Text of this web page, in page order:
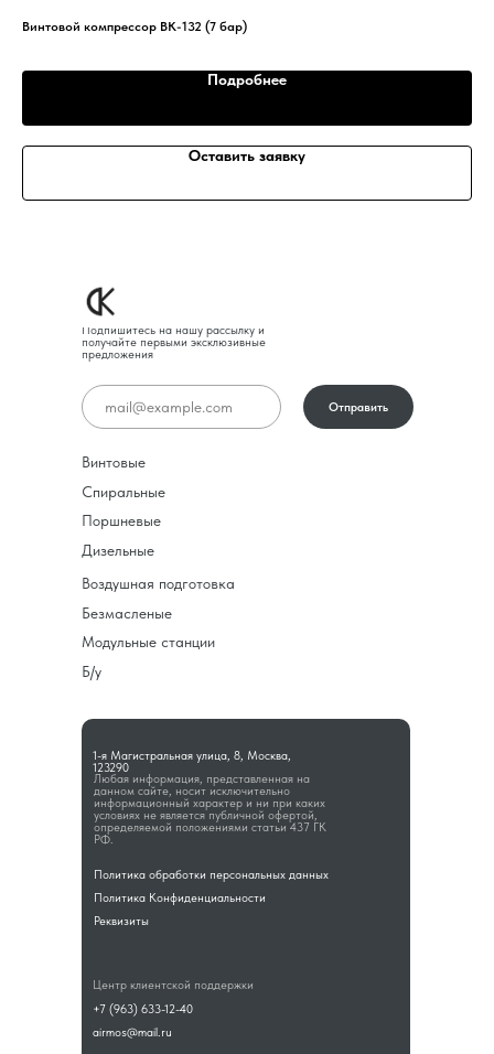
Винтовой компрессор ВК-132 (7 бар)
Подробнее
Оставить заявку
Любая информация, представленная на
данном сайте, носит исключительно
информационный характер и ни при каких
условиях не является публичной офертой,
определяемой положениями статьи 437 ГК
РФ.
1-я Магистральная улица, 8, Москва,
123290
Подпишитесь на нашу рассылку и
получайте первыми эксклюзивные
предложения
Винтовые
Спиральные
Поршневые
Дизельные
Воздушная подготовка
Безмасленые
Модульные станции
Б/у
Политика обработки персональных данных
Политика Конфиденциальности
Реквизиты
Центр клиентской поддержки
+7 (963) 633-12-40
airmos@mail.ru
Отправить